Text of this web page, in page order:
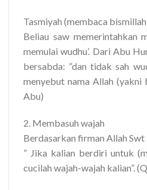
Tasmiyah (membaca
Beliau saw memerintahkan
memulai wudhu’. Dari Abu
bersabda: ”dan tidak sah
menyebut nama Allah (yakni
Abu)
2. Membasuh wajah
Berdasarkan firman Allah Swt
” Jika kalian berdiri untuk
cucilah wajah-wajah kalian”.